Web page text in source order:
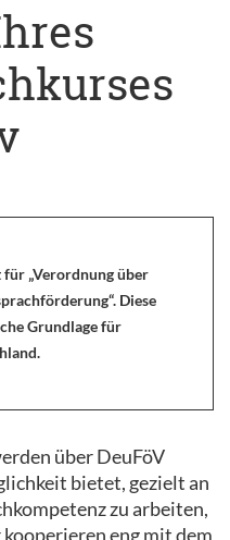
„Verordnung über
Diese
Grundlage für
über DeuFöV
bietet, gezielt an
zu arbeiten,
eng mit dem